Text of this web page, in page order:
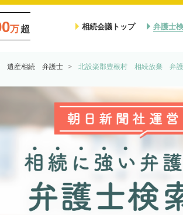
万超 相続会議トップ 弁護士
遺産相続 弁護士 北設楽郡豊根村 相続放棄 弁